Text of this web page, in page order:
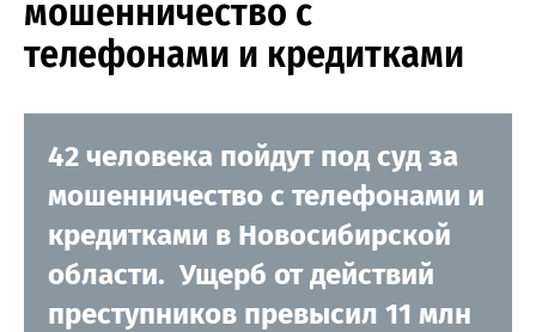
мошенничество с
телефонами и кредитками
42 человека пойдут под суд за
мошенничество с телефонами и
кредитками в Новосибирской
области. Ущерб от действий
преступников превысил 11 млн